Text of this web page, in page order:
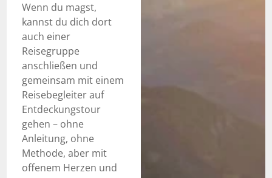
Wenn du magst,
kannst du dich dort
auch einer
Reisegruppe
anschließen und
gemeinsam mit einem
Reisebegleiter auf
Entdeckungstour
gehen – ohne
Anleitung, ohne
Methode, aber mit
offenem Herzen und